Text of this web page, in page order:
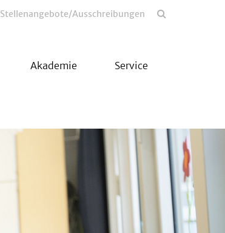
Stellenangebote/Ausschreibungen
Akademie Service